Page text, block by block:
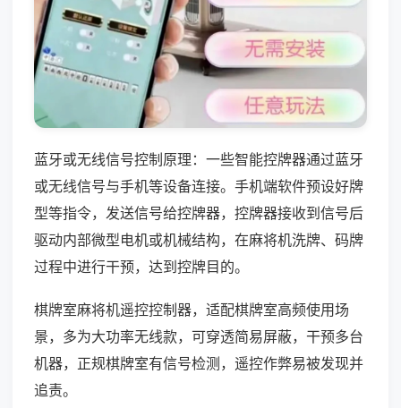
蓝牙或无线信号控制原理：一些智能控牌器通过蓝牙
或无线信号与手机等设备连接。手机端软件预设好牌
型等指令，发送信号给控牌器，控牌器接收到信号后
驱动内部微型电机或机械结构，在麻将机洗牌、码牌
过程中进行干预，达到控牌目的。
棋牌室麻将机遥控控制器，适配棋牌室高频使用场
景，多为大功率无线款，可穿透简易屏蔽，干预多台
机器，正规棋牌室有信号检测，遥控作弊易被发现并
追责。